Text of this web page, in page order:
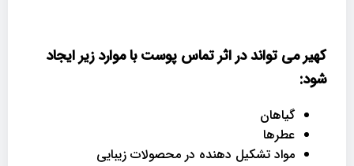
کهیر می تواند در اثر تماس پوست با موارد زیر ایجاد
شود:
گیاهان
عطرها
مواد تشکیل دهنده در محصولات زیبایی